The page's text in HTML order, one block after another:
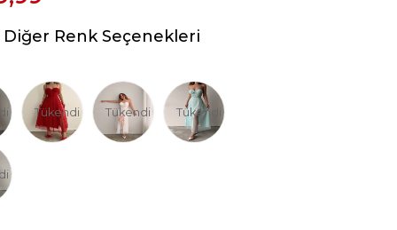
Diğer Renk Seçenekleri
Tükendi Tükendi Tükendi